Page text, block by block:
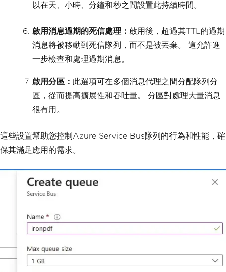
以在天、小時、分鐘和秒之間設置此持續時間。
啟用消息過期的死信處理： 啟用後，超過其TTL的過期
消息將被移動到死信隊列，而不是被丟棄。 這允許進
一步檢查和處理過期消息。
啟用分區： 此選項可在多個消息代理之間分配隊列分
區，從而提高擴展性和吞吐量。 分區對處理大量消息
很有用。
這些設置幫助您控制Azure Service Bus隊列的行為和性能，確
保其滿足應用的需求。